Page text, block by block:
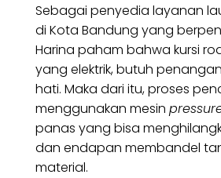
Sebagai penyedia layanan
di Kota Bandung yang
Harina paham bahwa kursi
yang elektrik, butuh
hati. Maka dari itu, proses
menggunakan mesin
panas yang bisa
dan endapan membandel
material.